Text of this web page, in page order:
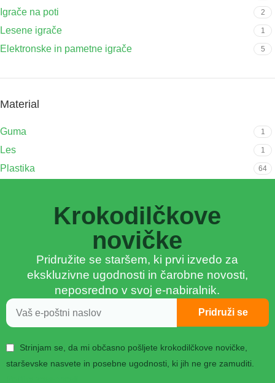
Igrače na poti 2
Lesene igrače 1
Elektronske in pametne igrače 5
Material
Guma 1
Les 1
Plastika 64
Krokodilčkove
novičke
Pridružite se staršem, ki prvi izvedo za
ekskluzivne ugodnosti in čarobne novosti,
neposredno v svoj e-nabiralnik.
Strinjam se, da mi občasno pošljete krokodilčkove novičke,
starševske nasvete in posebne ugodnosti, ki jih ne gre zamuditi.
Pridruži se